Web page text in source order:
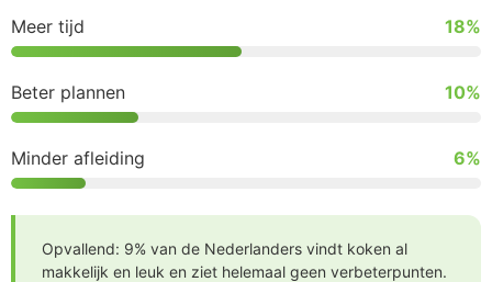
Meer tijd 18%
Beter plannen 10%
Minder afleiding 6%
Opvallend: 9% van de Nederlanders vindt koken al
makkelijk en leuk en ziet helemaal geen verbeterpunten.